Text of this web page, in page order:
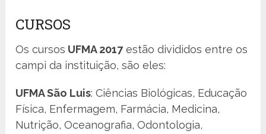
CURSOS
Os cursos UFMA 2017estão divididos entre os
campi da instituição, são eles:
UFMA São Luis: Ciências Biológicas, Educação
Física, Enfermagem, Farmácia, Medicina,
Nutrição, Oceanografia, Odontologia,